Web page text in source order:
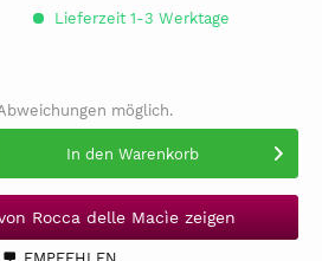
Lieferzeit 1-3 Werktage
möglich.
In den Warenkorb
Rocca delle Macìe zeigen